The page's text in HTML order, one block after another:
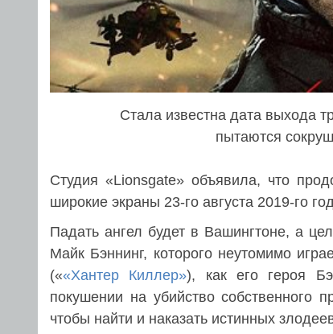
Стала известна дата выхода
пытаются
Студия «Lionsgate» объявила, что
широкие экраны 23-го августа 2019-го
Падать ангел будет в Вашингтоне, а
Майк Бэннинг, которого неутомимо
(««Хантер Киллер»), как его героя
покушении на убийство собственного
чтобы найти и наказать истинных